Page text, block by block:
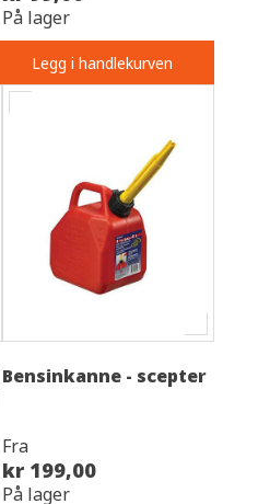
På lager
Legg i handlekurven
Bensinkanne - scepter
Fra
kr 199,00
På lager